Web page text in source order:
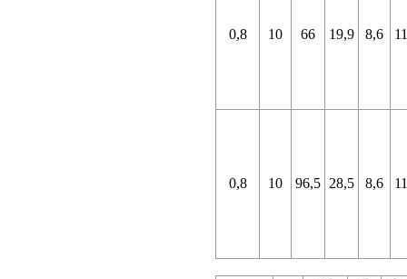
0,8 10 66 19,9 8,6
0,8 10 96,5 28,5 8,6